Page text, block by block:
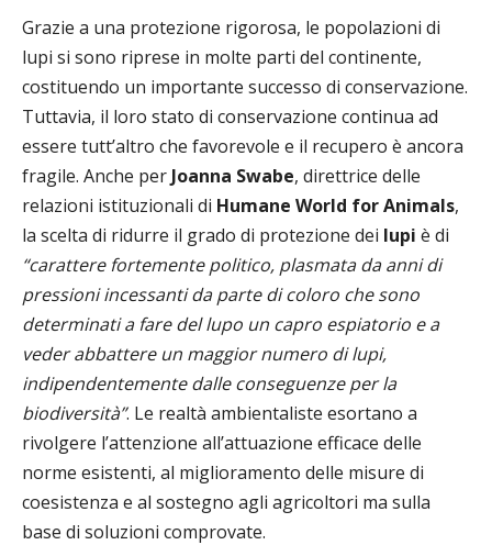
Grazie a una protezione rigorosa, le popolazioni di
lupi si sono riprese in molte parti del continente,
costituendo un importante successo di conservazione.
Tuttavia, il loro stato di conservazione continua ad
essere tutt’altro che favorevole e il recupero è ancora
fragile. Anche per Joanna Swabe, direttrice delle
relazioni istituzionali di Humane World for Animals,
la scelta di ridurre il grado di protezione dei lupi è di
“carattere fortemente politico, plasmata da anni di
pressioni incessanti da parte di coloro che sono
determinati a fare del lupo un capro espiatorio e a
veder abbattere un maggior numero di lupi,
indipendentemente dalle conseguenze per la
biodiversità”. Le realtà ambientaliste esortano a
rivolgere l’attenzione all’attuazione efficace delle
norme esistenti, al miglioramento delle misure di
coesistenza e al sostegno agli agricoltori ma sulla
base di soluzioni comprovate.